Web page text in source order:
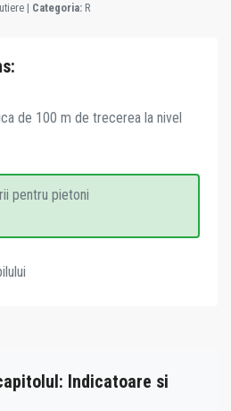
| Categoria: R
de 100 m de trecerea la nivel
pentru pietoni
Indicatoare si